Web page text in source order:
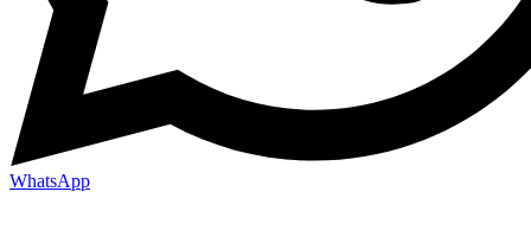
WhatsApp